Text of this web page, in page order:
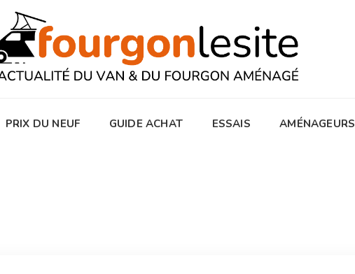
PRIX DU NEUF GUIDE ACHAT ESSAIS AMÉNAGEURS